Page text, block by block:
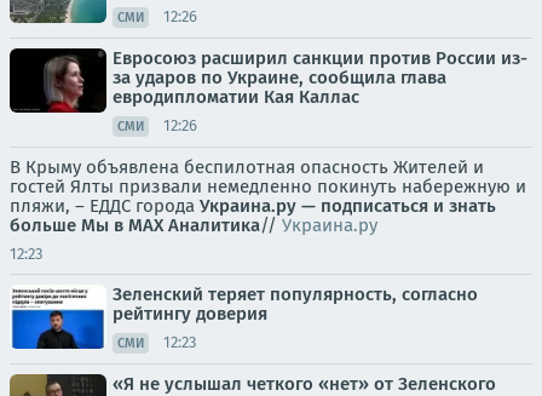
СМИ 12:26
Евросоюз расширил санкции против России из-
за ударов по Украине, сообщила глава
евродипломатии Кая Каллас
СМИ 12:26
В Крыму объявлена беспилотная опасность Жителей и
гостей Ялты призвали немедленно покинуть набережную и
пляжи, – ЕДДС города Украина.ру — подписаться и знать
больше Мы в MAX Аналитика// Украина.ру
12:23
Зеленский теряет популярность, согласно
рейтингу доверия
СМИ 12:23
«Я не услышал четкого «нет» от Зеленского